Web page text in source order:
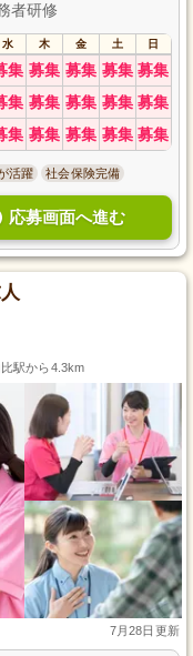
者研修
水 木 金 土 日
集 募集 募集 募集 募集
集 募集 募集 募集 募集
集 募集 募集 募集 募集
活躍 社会保険完備
応募画面へ進む
駅から4.3km
7月28日更新